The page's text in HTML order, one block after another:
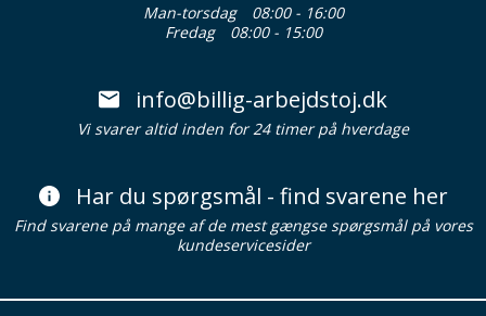
Man-torsdag
08:00 - 16:00
Fredag
08:00 - 15:00
info@billig-arbejdstoj.dk
Vi svarer altid inden for 24 timer på hverdage
Har du spørgsmål - find svarene her
Find svarene på mange af de mest gængse spørgsmål på vores
kundeservicesider